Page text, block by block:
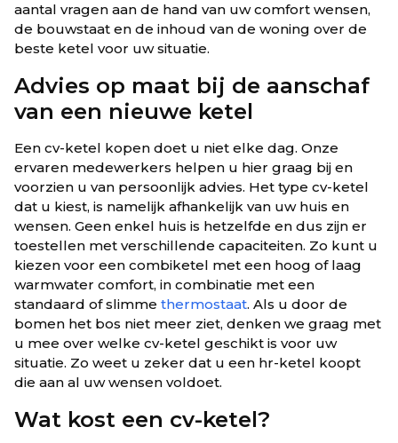
aantal vragen aan de hand van uw comfort wensen,
de bouwstaat en de inhoud van de woning over de
beste ketel voor uw situatie.
Advies op maat bij de aanschaf
van een nieuwe ketel
Een cv-ketel kopen doet u niet elke dag. Onze
ervaren medewerkers helpen u hier graag bij en
voorzien u van persoonlijk advies. Het type cv-ketel
dat u kiest, is namelijk afhankelijk van uw huis en
wensen. Geen enkel huis is hetzelfde en dus zijn er
toestellen met verschillende capaciteiten. Zo kunt u
kiezen voor een combiketel met een hoog of laag
warmwater comfort, in combinatie met een
standaard of slimme thermostaat. Als u door de
bomen het bos niet meer ziet, denken we graag met
u mee over welke cv-ketel geschikt is voor uw
situatie. Zo weet u zeker dat u een hr-ketel koopt
die aan al uw wensen voldoet.
Wat kost een cv-ketel?